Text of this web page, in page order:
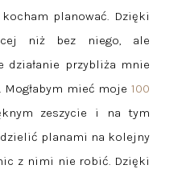
planować. Dzięki
niż bez niego, ale
działanie przybliża mnie
Mogłabym mieć moje100
zeszycie i na tym
dzielić planami na kolejny
z nimi nie robić. Dzięki